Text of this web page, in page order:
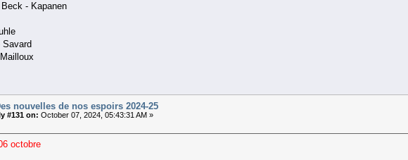
- Kapanen
Savard
nouvelles de nos espoirs 2024-25
#131 on: October 07, 2024, 05:43:31 AM »
octobre